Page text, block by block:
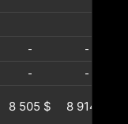
-
-
-
-
8 505 $ 8 914 $